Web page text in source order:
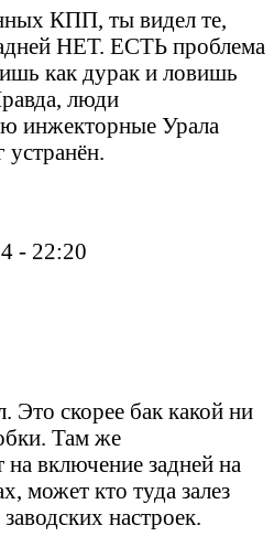
КПП, ты видел те,
НЕТ. ЕСТЬ проблема
как дурак и ловишь
люди
инжекторные Урала
устранён.
- 22:20
Это скорее бак какой ни
Там же
включение задней на
может кто туда залез
настроек.